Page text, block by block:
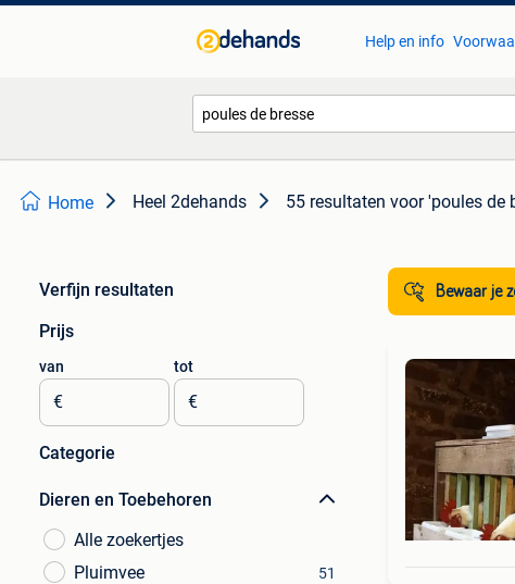
Help en info
Home Heel 2dehands 55 resultaten voor 'poules de
Verfijn resultaten
Prijs
van
€
tot
€
Categorie
Dieren en Toebehoren
Alle zoekertjes
Pluimvee
51
Bewaar je